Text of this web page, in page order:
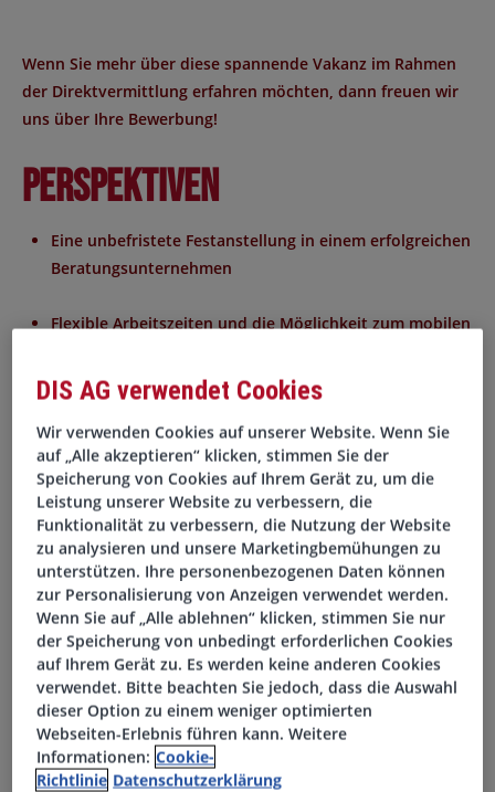
Wenn Sie mehr über diese spannende Vakanz im Rahmen
der Direktvermittlung erfahren möchten, dann freuen wir
uns über Ihre Bewerbung!
Perspektiven
Eine unbefristete Festanstellung in einem erfolgreichen
Beratungsunternehmen
Flexible Arbeitszeiten und die Möglichkeit zum mobilen
Ein modernes Büro in zentraler Lage in Heidelberg
Weiterbildungsangebote und individuelle
Entwicklungsperspektiven
Kollegiales Arbeitsumfeld mit flachen Hierarchien
Aufgaben
Verantwortung für die laufende Finanzbuchhaltung
(Debitoren, Kreditoren, Sachkonten)
Abstimmung der Konten sowie Mitarbeit bei Monats-
DIS AG verwendet Cookies
Wir verwenden Cookies auf unserer Website. Wenn Sie
auf „Alle akzeptieren“ klicken, stimmen Sie der
Speicherung von Cookies auf Ihrem Gerät zu, um die
Leistung unserer Website zu verbessern, die
Funktionalität zu verbessern, die Nutzung der Website
zu analysieren und unsere Marketingbemühungen zu
unterstützen. Ihre personenbezogenen Daten können
zur Personalisierung von Anzeigen verwendet werden.
Wenn Sie auf „Alle ablehnen“ klicken, stimmen Sie nur
der Speicherung von unbedingt erforderlichen Cookies
auf Ihrem Gerät zu. Es werden keine anderen Cookies
verwendet. Bitte beachten Sie jedoch, dass die Auswahl
dieser Option zu einem weniger optimierten
Webseiten-Erlebnis führen kann. Weitere
Informationen: Cookie-
Richtlinie Datenschutzerklärung